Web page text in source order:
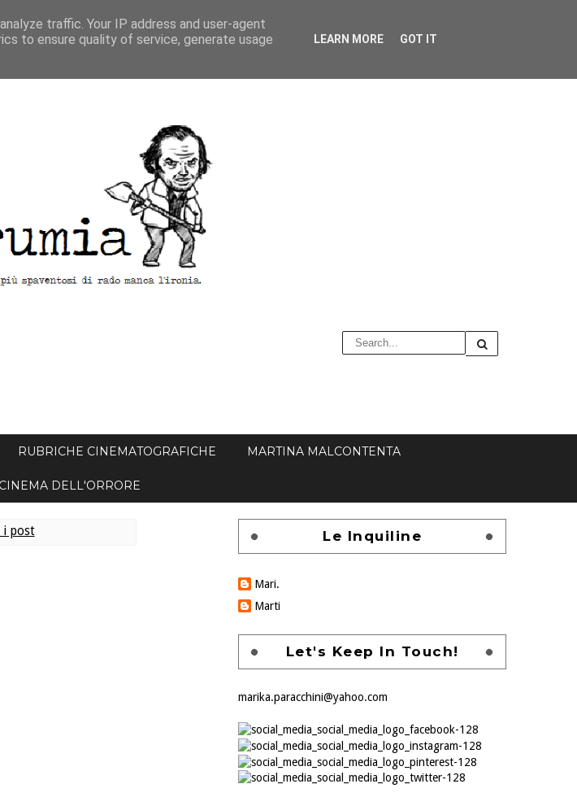
RUBRICHE CINEMATOGRAFICHE MARTINA MALCONTENTA
DELL'ORRORE
post Le Inquiline
Mari.
Marti
Let's Keep In Touch!
marika.paracchini@yahoo.com
traffic. Your IP address and user-agent
to ensure quality of service, generate usage
LEARN MORE GOT IT